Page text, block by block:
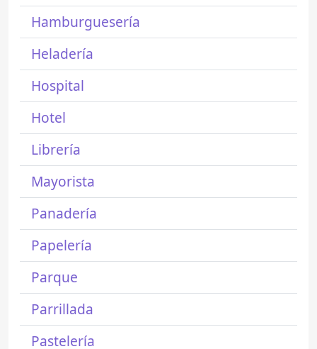
Hamburguesería
Heladería
Hospital
Hotel
Librería
Mayorista
Panadería
Papelería
Parque
Parrillada
Pastelería